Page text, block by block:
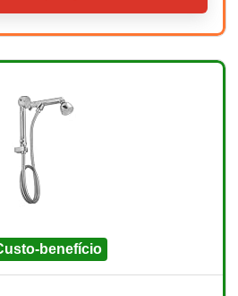
custo-benefício